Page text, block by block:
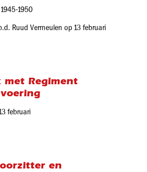
1950
Ruud Vermeulen op 13 februari
met Regiment
februari
en